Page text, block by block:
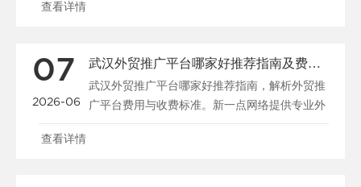
查看详情
07
2026-06
武汉外贸推广平台哪家好推荐指南及费用解析
武汉外贸推广平台哪家好推荐指南，解析外贸推
广平台费用与收费标准。新一点网络提供专业外
贸推广解决方案，......
查看详情